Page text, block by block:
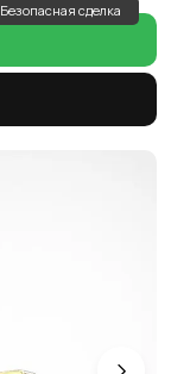
Безопасная сделка